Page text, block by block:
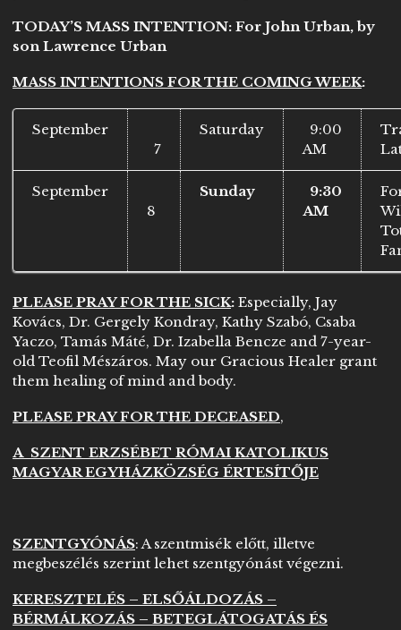
TODAY’S MASS INTENTION: For John Urban, by
son Lawrence Urban
MASS INTENTIONS FOR THE COMING WEEK:
September
7
Saturday
9:00
AM
September
8
Sunday
9:30
AM
PLEASE PRAY FOR THE SICK: Especially, Jay
Kovács, Dr. Gergely Kondray, Kathy Szabó, Csaba
Yaczo, Tamás Máté, Dr. Izabella Bencze and 7-year-
old Teofil Mészáros. May our Gracious Healer grant
them healing of mind and body.
PLEASE PRAY FOR THE DECEASED,
A SZENT ERZSÉBET RÓMAI KATOLIKUS
MAGYAR EGYHÁZKÖZSÉG ÉRTESÍTŐJE
SZENTGYÓNÁS: A szentmisék előtt, illetve
megbeszélés szerint lehet szentgyónást végezni.
KERESZTELÉS – ELSŐÁLDOZÁS –
BÉRMÁLKOZÁS – BETEGLÁTOGATÁS ÉS